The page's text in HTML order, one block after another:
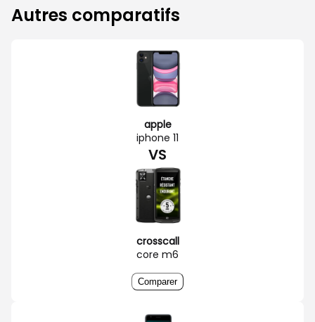
Autres comparatifs
apple
iphone 11
VS
crosscall
core m6
Comparer